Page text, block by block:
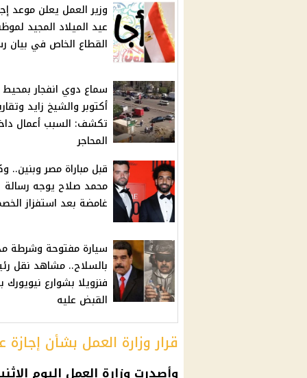
وزير العمل يعلن موعد
عيد الميلاد المجيد
القطاع الخاص في بيان
سماع دوي انفجار بمحيط
أكتوبر والشيخ زايد
تكشف: السبب أعمال
المحاجر
قبل مباراة مصر وبنين..
محمد صلاح يوجه رسالة
غامضة بعد استفزاز
سيارة مفتوحة وشرطة
بالسلاح.. مشاهد نقل
فنزويلا بشوارع نيويورك
القبض عليه
قرار وزارة العمل بشأن إجازة
وأصدرت وزارة العمل اليوم